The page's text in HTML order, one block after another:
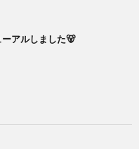
アルしました🐻